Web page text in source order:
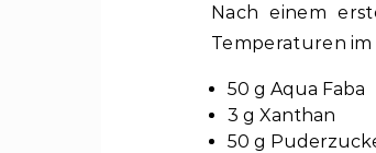
Nach einem
Temperaturen im
50 g Aqua Faba
3 g Xanthan
50 g